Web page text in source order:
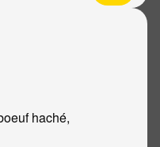
haché,